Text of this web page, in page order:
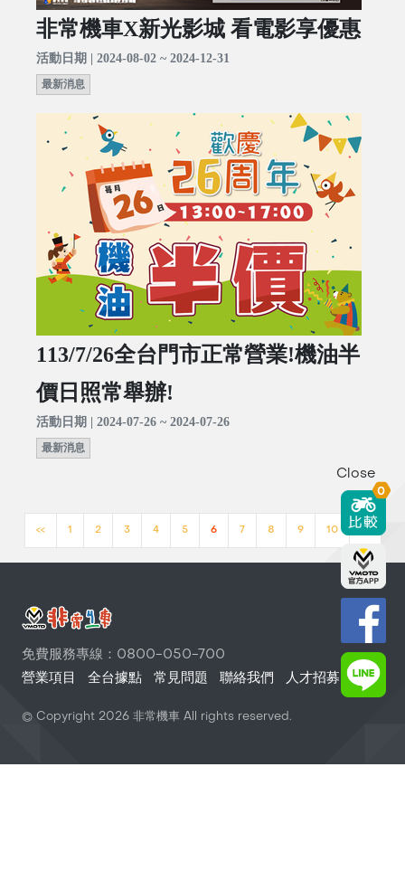
非常機車X新光影城 看電影享優惠
活動日期 | 2024-08-02 ~ 2024-12-31
最新消息
113/7/26全台門市正常營業!機油半
價日照常舉辦!
活動日期 | 2024-07-26 ~ 2024-07-26
最新消息
<< 1 2 3 4 5 6 7 8 9 10 >>
免費服務專線：0800-050-700
營業項目
全台據點 常見問題 聯絡我們 人才招募
© Copyright 2026 非常機車 All rights reserved.
Close
0